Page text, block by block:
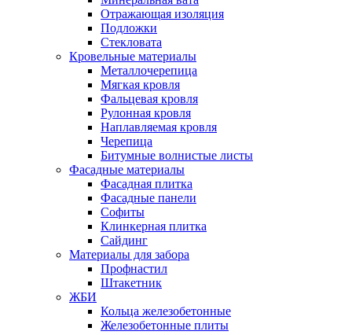
Отражающая изоляция
Подложки
Стекловата
Кровельные материалы
Металлочерепица
Мягкая кровля
Фальцевая кровля
Рулонная кровля
Наплавляемая кровля
Черепица
Битумные волнистые листы
Фасадные материалы
Фасадная плитка
Фасадные панели
Софиты
Клинкерная плитка
Сайдинг
Материалы для забора
Профнастил
Штакетник
ЖБИ
Кольца железобетонные
Железобетонные плиты